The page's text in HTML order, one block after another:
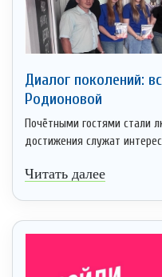
Диалог поколений:
Родионовой
Почётными гостями стали
достижения служат
Читать далее